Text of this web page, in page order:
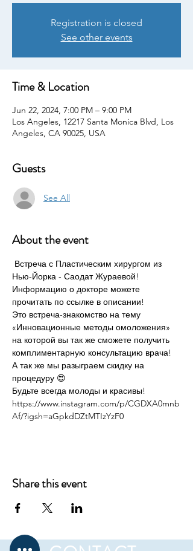
Registration is closed
See other events
Time & Location
Jun 22, 2024, 7:00 PM – 9:00 PM
Los Angeles, 12217 Santa Monica Blvd, Los
Angeles, CA 90025, USA
Guests
See All
About the event
Встреча с Пластическим хирургом из
Нью-Йорка - Саодат Жураевой!
Информацию о докторе можете
прочитать по ссылке в описании!
Это встреча-знакомство на тему
«Инновационные методы омоложения»
на которой вы так же сможете получить
комплиментарную консультацию врача!
А так же мы разыграем скидку на
процедуру 😍
Будьте всегда молоды и красивы!
https://www.instagram.com/p/CGDXA0mnb
Af/?igsh=aGpkdDZtMTIzYzF0
Share this event